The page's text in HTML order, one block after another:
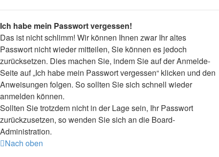
Ich habe mein Passwort vergessen!
Das ist nicht schlimm! Wir können Ihnen zwar Ihr altes
Passwort nicht wieder mitteilen, Sie können es jedoch
zurücksetzen. Dies machen Sie, indem Sie auf der Anmelde-
Seite auf „Ich habe mein Passwort vergessen“ klicken und den
Anweisungen folgen. So sollten Sie sich schnell wieder
anmelden können.
Sollten Sie trotzdem nicht in der Lage sein, Ihr Passwort
zurückzusetzen, so wenden Sie sich an die Board-
Administration.
Nach oben